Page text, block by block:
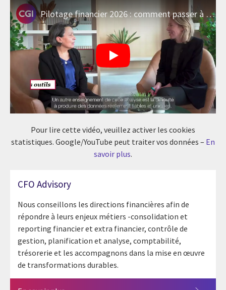
Pilotage financier 2026 : comment passer à l'action ?
Pour lire cette vidéo, veuillez activer les cookies
statistiques. Google/YouTube peut traiter vos données – En
savoir plus.
CFO Advisory
Nous conseillons les directions financières afin de
répondre à leurs enjeux métiers -consolidation et
reporting financier et extra financier, contrôle de
gestion, planification et analyse, comptabilité,
trésorerie et les accompagnons dans la mise en œuvre
de transformations durables.